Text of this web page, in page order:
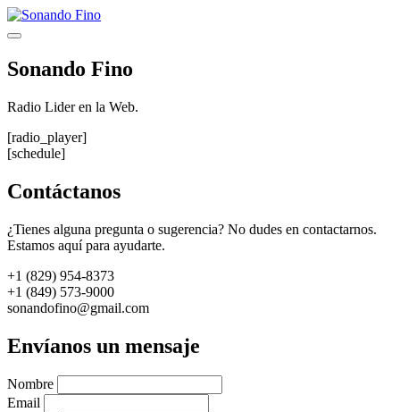
Saltar
al
Menú
Sonando Fino
Radio Lider en la Web.
[radio_player]
[schedule]
Contáctanos
¿Tienes alguna pregunta o sugerencia? No dudes en contactarnos.
Estamos aquí para ayudarte.
+1 (829) 954-8373
+1 (849) 573-9000
sonandofino@gmail.com
Envíanos un mensaje
Nombre
Email